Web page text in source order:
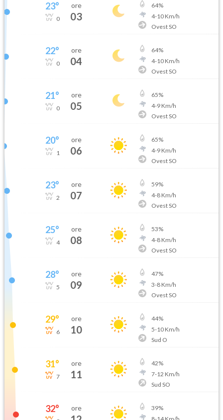
23°
0
ore
03
64%
4-10Km/h
Ovest SO
22°
0
ore
04
64%
4-10Km/h
Ovest SO
21°
0
ore
05
65%
4-9Km/h
Ovest SO
20°
1
ore
06
65%
4-9Km/h
Ovest SO
23°
2
ore
07
59%
4-8Km/h
Ovest SO
25°
4
ore
08
53%
4-8Km/h
Ovest SO
28°
5
ore
09
47%
3-8Km/h
Ovest SO
29°
6
ore
10
44%
5-10Km/h
Sud O
31°
7
ore
11
42%
7-12 Km/h
Sud SO
32° ore 39%